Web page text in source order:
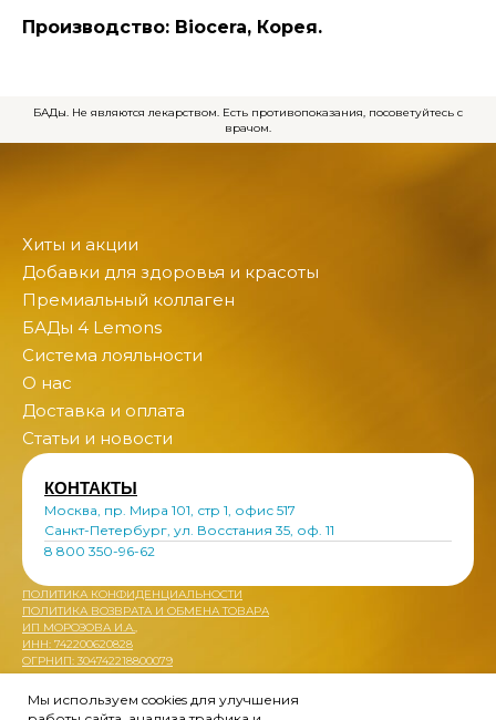
Производство: Biocera, Корея.
Мы используем cookies для улучшения
БАДы. Не являются лекарством. Есть противопоказания, посоветуйтесь с
врачом.
Хиты и акции
Добавки для здоровья и красоты
Премиальный коллаген
БАДы 4 Lemons
Система лояльности
О нас
Доставка и оплата
Статьи и новости
КОНТАКТЫ
Москва, пр. Мира 101, стр 1, офис 517
Санкт-Петербург, ул. Восстания 35, оф. 11
8 800 350-96-62
ПОЛИТИКА КОНФИДЕНЦИАЛЬНОСТИ
ПОЛИТИКА ВОЗВРАТА И ОБМЕНА ТОВАРА
ИП МОРОЗОВА И.А.,
ИНН: 742200620828
ОГРНИП: 304742218800079